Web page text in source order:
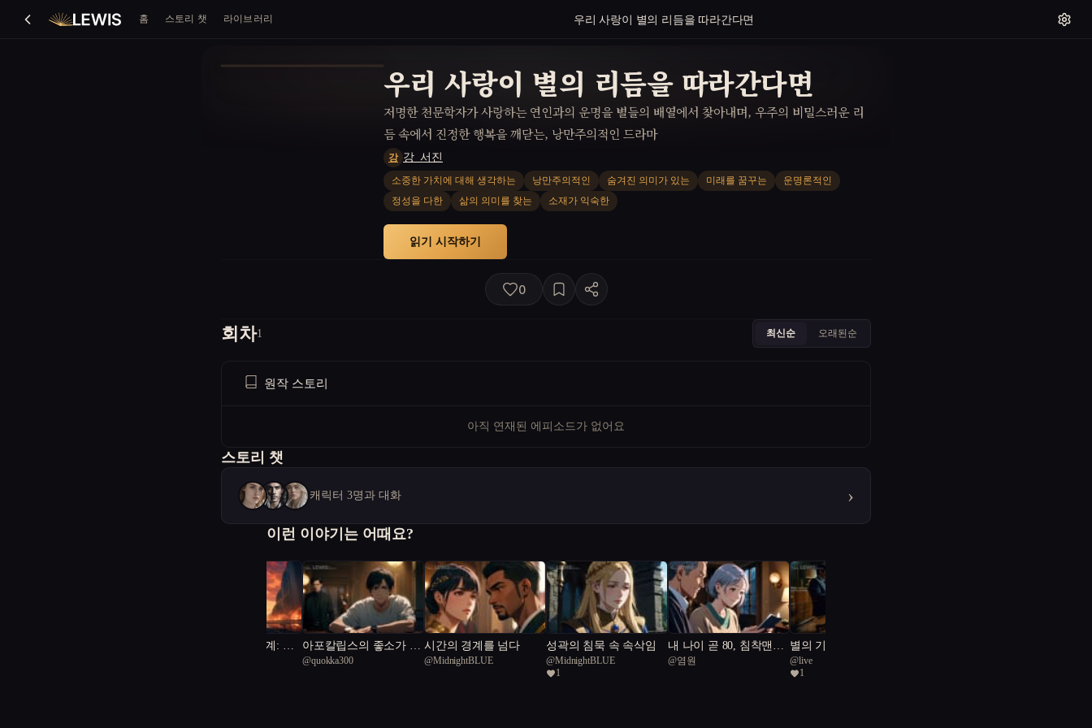
홈 스토리 챗 라이브러리 우리 사랑이 별의 리듬을 따라간다면
우리 사랑이 별의 리듬을 따라간다면
저명한 천문학자가 사랑하는 연인과의 운명을 별들의 배열에서 찾아내며, 우주의 비밀스러운 리
듬 속에서 진정한 행복을 깨닫는, 낭만주의적인 드라마
강 강_서진
소중한 가치에 대해 생각하는 낭만주의적인 숨겨진 의미가 있는 미래를 꿈꾸는
운명론적인
정성을 다한
삶의 의미를 찾는 소재가 익숙한
읽기 시작하기
0
회차1 최신순 오래된순
원작 스토리
아직 연재된 에피소드가 없어요
스토리 챗
캐릭터 3명과 대화 ›
이런 이야기는 어때요?
가상과 현실의 경계: 우
아포칼립스의 좋소가 되
었다.
@quokka300
시간의 경계를 넘다
@MidnightBLUE
성곽의 침묵 속 속삭임
@MidnightBLUE
1
내 나이 곧 80, 침착맨과
기안84 기술없이 못살
@염원
별의 기억
@live
1